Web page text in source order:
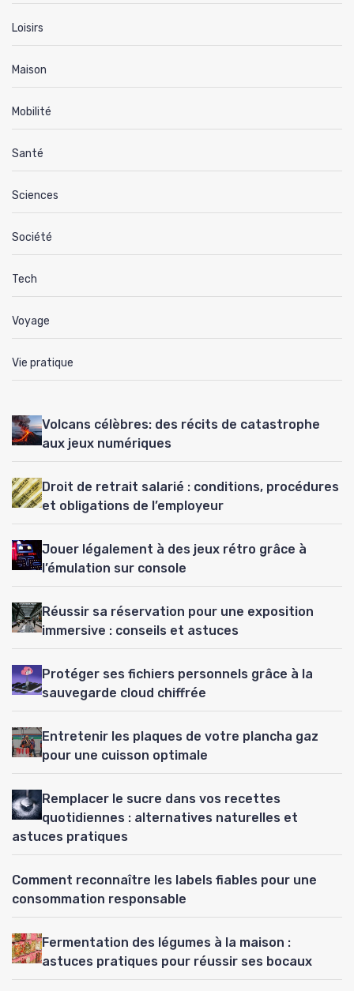
Loisirs
Maison
Mobilité
Santé
Sciences
Société
Tech
Voyage
Vie pratique
Volcans célèbres: des récits de catastrophe
aux jeux numériques
Droit de retrait salarié : conditions, procédures
et obligations de l’employeur
Jouer légalement à des jeux rétro grâce à
l’émulation sur console
Réussir sa réservation pour une exposition
immersive : conseils et astuces
Protéger ses fichiers personnels grâce à la
sauvegarde cloud chiffrée
Entretenir les plaques de votre plancha gaz
pour une cuisson optimale
Remplacer le sucre dans vos recettes
quotidiennes : alternatives naturelles et
astuces pratiques
Comment reconnaître les labels fiables pour une
consommation responsable
Fermentation des légumes à la maison :
astuces pratiques pour réussir ses bocaux